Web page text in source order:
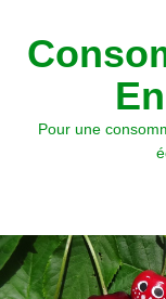
Pour une